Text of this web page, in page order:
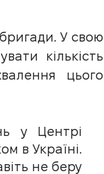
У свою
кількість
цього
у Центрі
в Україні.
не беру